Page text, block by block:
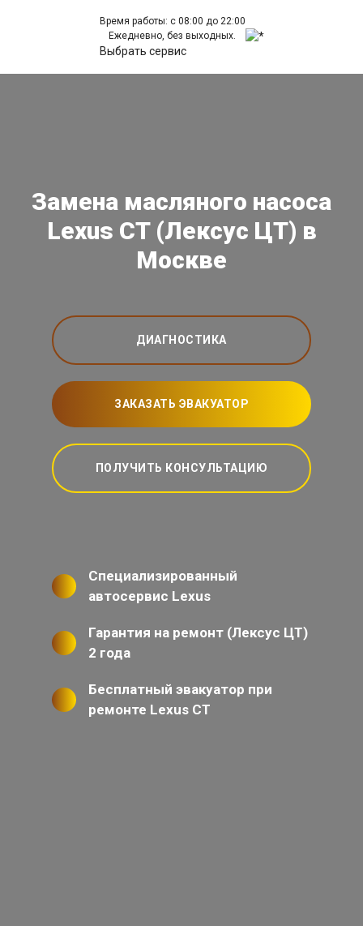
Время работы: с 08:00 до 22:00
Ежедневно, без выходных.
Выбрать сервис
Замена масляного насоса
Lexus CT (Лексус ЦТ) в
Москве
ДИАГНОСТИКА
ЗАКАЗАТЬ ЭВАКУАТОР
ПОЛУЧИТЬ КОНСУЛЬТАЦИЮ
Специализированный
автосервис Lexus
Гарантия на ремонт (Лексус ЦТ)
2 года
Бесплатный эвакуатор при
ремонте Lexus CT